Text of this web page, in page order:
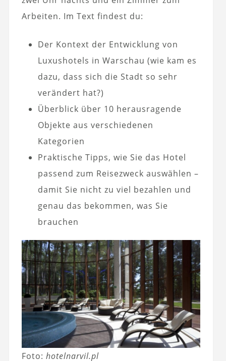
Arbeiten. Im Text findest du:
Der Kontext der Entwicklung von
Luxushotels in Warschau (wie kam es
dazu, dass sich die Stadt so sehr
verändert hat?)
Überblick über 10 herausragende
Objekte aus verschiedenen
Kategorien
Praktische Tipps, wie Sie das Hotel
passend zum Reisezweck auswählen –
damit Sie nicht zu viel bezahlen und
genau das bekommen, was Sie
brauchen
Foto: hotelnarvil.pl